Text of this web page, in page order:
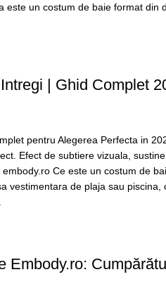
este un costum de baie format din
| Ghid Complet
pentru Alegerea Perfecta in
Efect de subtiere vizuala,
Ce este un costum de
vestimentara de plaja sau piscina,
Embody.ro: